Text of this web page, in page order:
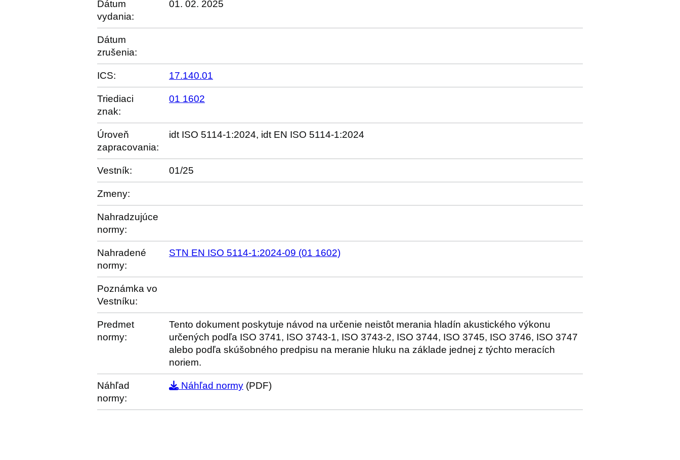
Dátum
vydania:
01. 02. 2025
Dátum
zrušenia:
ICS: 17.140.01
Triediaci
znak:
01 1602
Úroveň
zapracovania:
idt ISO 5114-1:2024, idt EN ISO 5114-1:2024
Vestník: 01/25
Zmeny:
Nahradzujúce
normy:
Nahradené
normy:
STN EN ISO 5114-1:2024-09 (01 1602)
Poznámka vo
Vestníku:
Predmet
normy:
Tento dokument poskytuje návod na určenie neistôt merania hladín akustického výkonu
určených podľa ISO 3741, ISO 3743-1, ISO 3743-2, ISO 3744, ISO 3745, ISO 3746, ISO 3747
alebo podľa skúšobného predpisu na meranie hluku na základe jednej z týchto meracích
noriem.
Náhľad
normy:
Náhľad normy (PDF)